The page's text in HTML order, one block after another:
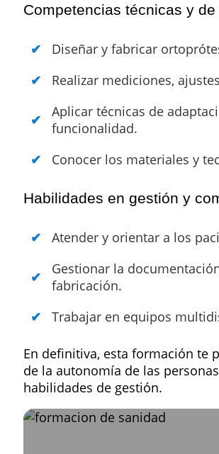
Competencias técnicas y
Diseñar y fabricar
Realizar mediciones,
Aplicar técnicas de
funcionalidad.
Conocer los materiales y
Habilidades en gestión y
Atender y orientar a los
Gestionar la
fabricación.
Trabajar en equipos
En definitiva, esta formación te
de la autonomía de las
habilidades de gestión.